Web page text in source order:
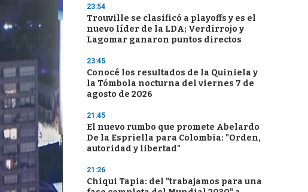
23:54
Trouville se clasificó a playoffs y es el
nuevo líder de la LDA; Verdirrojo y
Lagomar ganaron puntos directos
23:45
Conocé los resultados de la Quiniela y
la Tómbola nocturna del viernes 7 de
agosto de 2026
21:45
El nuevo rumbo que promete Abelardo
De la Espriella para Colombia: "Orden,
autoridad y libertad"
21:26
Chiqui Tapia: del "trabajamos para una